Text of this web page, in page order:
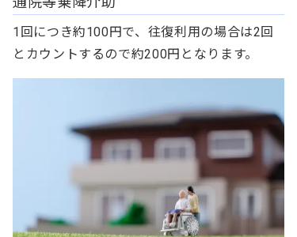
1回につき約100円で、往復利用の場合は2回
とカウントするので約200円となります。